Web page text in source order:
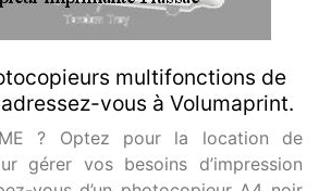
multifonctions de
vous à Volumaprint.
? Optez pour la location de
gérer vos besoins d’impression